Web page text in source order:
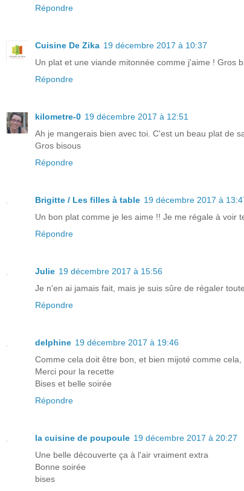
Répondre
Cuisine De Zika 19 décembre 2017 à 10:37
Un plat et une viande mitonnée comme j'aime ! Gros
Répondre
kilometre-0 19 décembre 2017 à 12:51
Ah je mangerais bien avec toi. C'est un beau plat de
Gros bisous
Répondre
Brigitte / Les filles à table 19 décembre 2017 à
Un bon plat comme je les aime !! Je me régale à voir
Répondre
Julie 19 décembre 2017 à 15:56
Je n'en ai jamais fait, mais je suis sûre de régaler
Répondre
delphine 19 décembre 2017 à 19:46
Comme cela doit être bon, et bien mijoté comme
Merci pour la recette
Bises et belle soirée
Répondre
la cuisine de poupoule 19 décembre 2017 à 20:27
Une belle découverte ça à l'air vraiment extra
Bonne soirée
bises